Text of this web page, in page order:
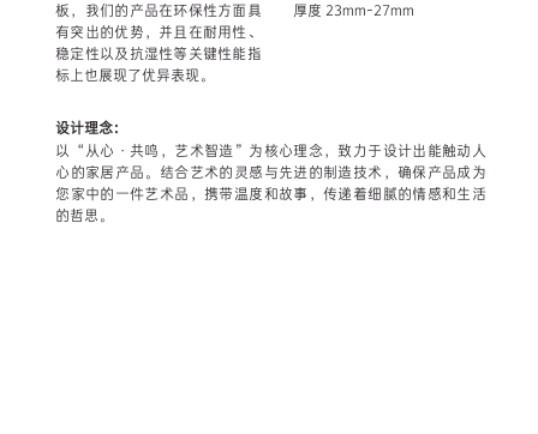
板，我们的产品在环保性方面具
有突出的优势，并且在耐用性、
稳定性以及抗湿性等关键性能指
标上也展现了优异表现。
厚度 23mm-27mm
设计理念：
以“从心·共鸣，艺术智造”为核心理念，致力于设计出能触动人
心的家居产品。结合艺术的灵感与先进的制造技术，确保产品成为
您家中的一件艺术品，携带温度和故事，传递着细腻的情感和生活
的哲思。